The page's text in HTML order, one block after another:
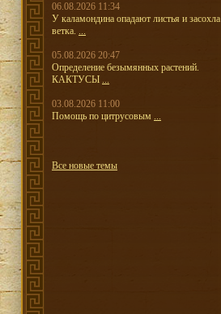
06.08.2026 11:34
У каламондина опадают листья и засохла
ветка. ...
05.08.2026 20:47
Определение безымянных растений.
КАКТУСЫ ...
03.08.2026 11:00
Помощь по цитрусовым ...
Все новые темы